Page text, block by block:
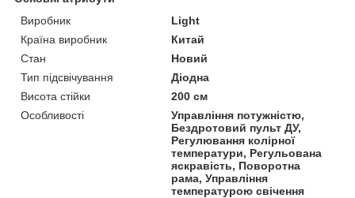
Виробник
Light
Країна виробник
Китай
Стан
Новий
Тип підсвічування
Діодна
Висота стійки
200 см
Особливості
Управління потужністю,
Бездротовий пульт ДУ,
Регулювання колірної
температури, Регульована
яскравість, Поворотна
рама, Управління
температурою свічення